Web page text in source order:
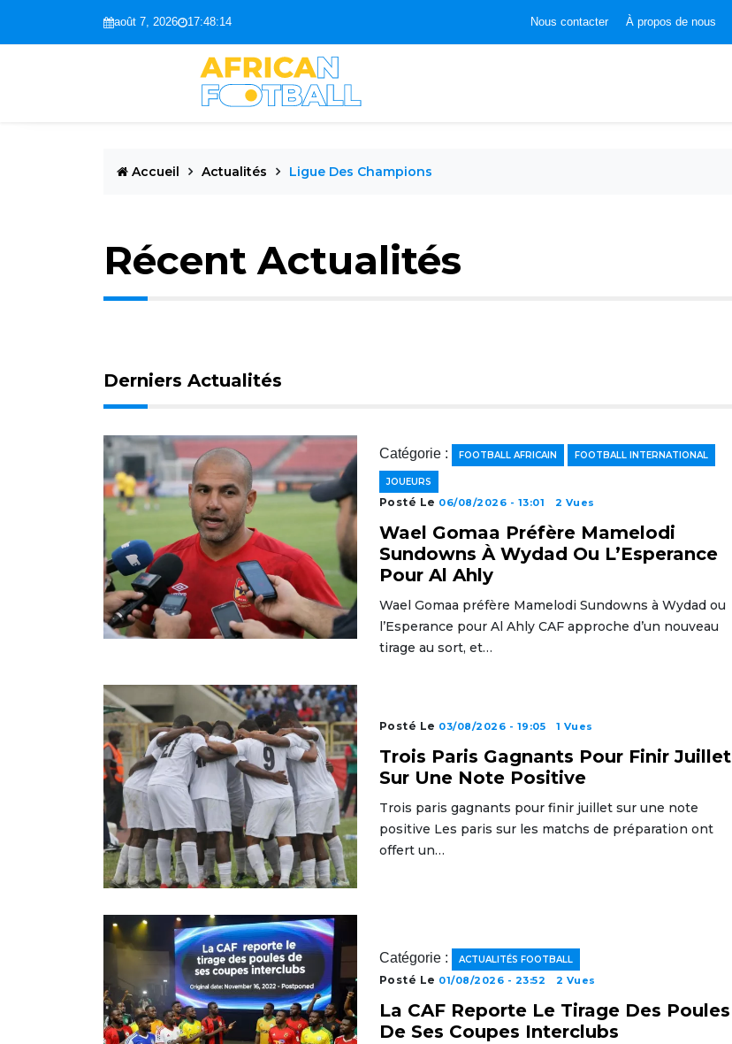
août 7, 2026 17:48:15 Nous contacter À propos de nous
Accueil Actualités Ligue Des Champions
Récent Actualités
Derniers Actualités
Catégorie : FOOTBALL AFRICAIN FOOTBALL INTERNATIONAL
JOUEURS
Posté Le 06/08/2026 - 13:01 2 Vues
Wael Gomaa Préfère Mamelodi
Sundowns À Wydad Ou L’Esperance
Pour Al Ahly
Wael Gomaa préfère Mamelodi Sundowns à Wydad ou
l’Esperance pour Al Ahly CAF approche d’un nouveau
tirage au sort, et…
Posté Le 03/08/2026 - 19:05 1 Vues
Trois Paris Gagnants Pour Finir Juillet
Sur Une Note Positive
Trois paris gagnants pour finir juillet sur une note
positive Les paris sur les matchs de préparation ont
offert un…
Catégorie : ACTUALITÉS FOOTBALL
Posté Le 01/08/2026 - 23:52 2 Vues
La CAF Reporte Le Tirage Des Poules
De Ses Coupes Interclubs